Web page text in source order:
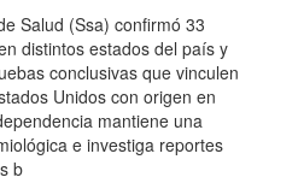
Salud (Ssa) confirmó 33
distintos estados del país y
conclusivas que vinculen
Unidos con origen en
mantiene una
e investiga reportes
b